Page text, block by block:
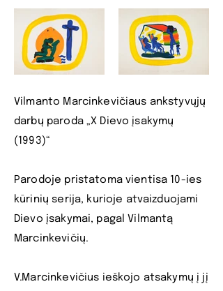
Vilmanto Marcinkevičiaus ankstyvųjų
darbų paroda „X Dievo įsakymų
(1993)“
Parodoje pristatoma vientisa 10-ies
kūrinių serija, kurioje atvaizduojami
Dievo įsakymai, pagal Vilmantą
Marcinkevičių.
V.Marcinkevičius ieškojo atsakymų į jį